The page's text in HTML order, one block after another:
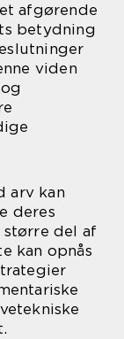
afgørende
betydning
viden
arv kan
deres
del af
kan opnås